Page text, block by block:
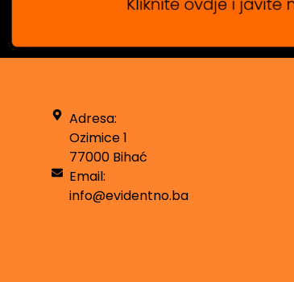
Adresa:
Ozimice 1
77000 Bihać
Email:
info@evidentno.ba